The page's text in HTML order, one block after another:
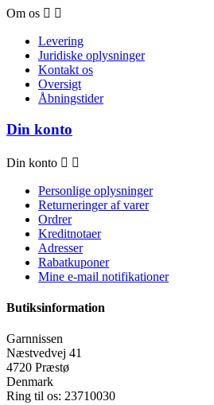
Om os  
Levering
Juridiske oplysninger
Kontakt os
Oversigt
Åbningstider
Din konto
Din konto  
Personlige oplysninger
Returneringer af varer
Ordrer
Kreditnotaer
Adresser
Rabatkuponer
Mine e-mail notifikationer
Butiksinformation
Garnnissen
Næstvedvej 41
4720 Præstø
Denmark
Ring til os: 23710030